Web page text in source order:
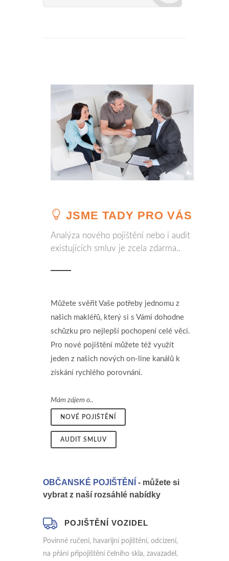
JSME TADY PRO VÁS
Analýza nového pojištění nebo i audit
existujících smluv je zcela zdarma..
Můžete svěřit Vaše potřeby jednomu z
našich makléřů, který si s Vámi dohodne
schůzku pro nejlepší pochopení celé věci.
Pro nové pojištění můžete též využít
jeden z našich nových on-line kanálů k
získání rychlého porovnání.
Mám zájem o..
NOVÉ POJIŠTĚNÍ
AUDIT SMLUV
OBČANSKÉ POJIŠTĚNÍ
- můžete si
vybrat z naší rozsáhlé nabídky
POJIŠTĚNÍ VOZIDEL
Povinné ručení, havarijní pojištění, odcizení,
na přání připojištění čelního skla, zavazadel,